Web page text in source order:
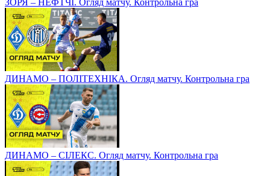
ДИНАМО – ПОЛІТЕХНІКА. Огляд матчу. Контрольна гра
ДИНАМО – СІЛЕКС. Огляд матчу. Контрольна гра